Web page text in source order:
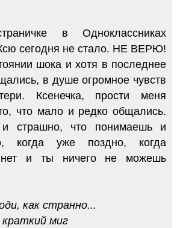
в Одноклассниках
сегодня не стало. НЕ ВЕРЮ!
шока и хотя в последнее
в душе огромное чувств
Ксенечка, прости меня
что мало и редко общались.
страшно, что понимаешь и
когда уже поздно, когда
нет и ты ничего не можешь
как странно...
миг